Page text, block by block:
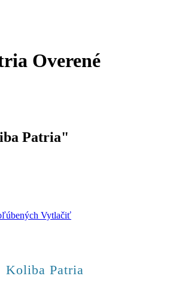
Overené
Patria"
Vytlačiť
Koliba Patria